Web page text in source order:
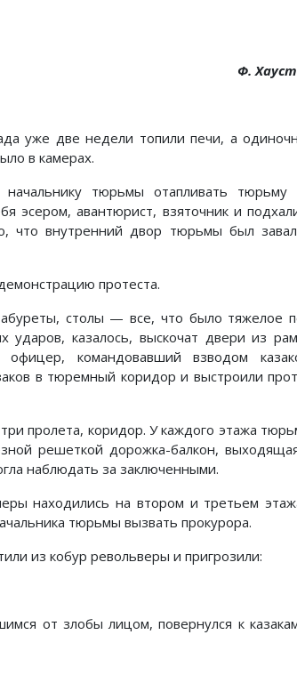
Ф.
уже две недели топили печи, а
в камерах.
тюрьмы отапливать тюрьму
эсером, авантюрист, взяточник и
что внутренний двор тюрьмы был
протеста.
столы — все, что было тяжелое
казалось, выскочат двери из
командовавший взводом
в тюремный коридор и выстроили
пролета, коридор. У каждого этажа
решеткой дорожка-балкон,
наблюдать за заключенными.
находились на втором и третьем
тюрьмы вызвать прокурора.
из кобур револьверы и пригрозили:
от злобы лицом, повернулся к